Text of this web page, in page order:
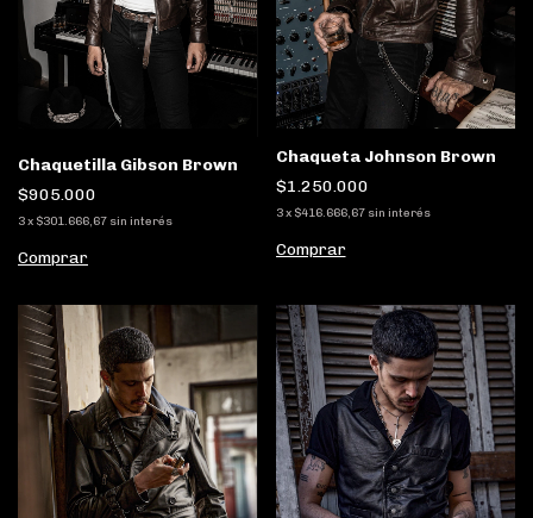
Chaquetilla Gibson Brown
$905.000
3x $301.666,67 sin interés
Comprar
Chaqueta Johnson Brown
$1.250.000
3 x $416.666,67 sin interés
Comprar